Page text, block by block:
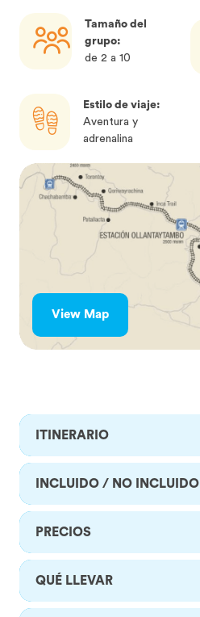
Tamaño del
grupo:
de 2 a 10
Estilo de viaje:
Aventura y
adrenalina
View Map
ITINERARIO
INCLUIDO / NO INCLUIDO
PRECIOS
QUÉ LLEVAR